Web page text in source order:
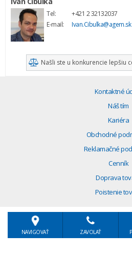
Tel:
+421 2 32132037
E-mail:
Ivan.Cibulka@agem.sk
Našli ste u konkurencie lepšiu
Kontaktné
Náš tím
Kariéra
Obchodné
Reklamačné
Cenník
Doprava
Poistenie
NAVIGOVAŤ ZAVOLAŤ